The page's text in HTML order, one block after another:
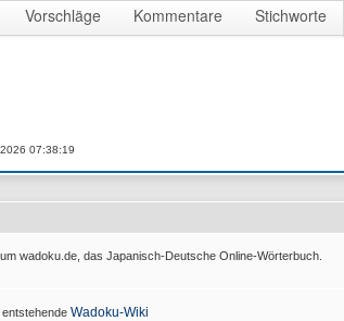
Vorschläge Kommentare Stichworte
07:38:19
wadoku.de, das Japanisch-Deutsche Online-Wörterbuch.
Wadoku-Wiki